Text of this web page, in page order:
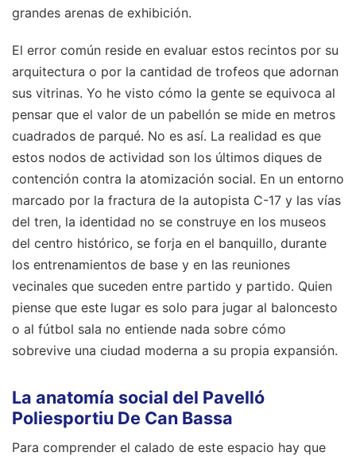
grandes arenas de exhibición.
El error común reside en evaluar estos recintos por su
arquitectura o por la cantidad de trofeos que adornan
sus vitrinas. Yo he visto cómo la gente se equivoca al
pensar que el valor de un pabellón se mide en metros
cuadrados de parqué. No es así. La realidad es que
estos nodos de actividad son los últimos diques de
contención contra la atomización social. En un entorno
marcado por la fractura de la autopista C-17 y las vías
del tren, la identidad no se construye en los museos
del centro histórico, se forja en el banquillo, durante
los entrenamientos de base y en las reuniones
vecinales que suceden entre partido y partido. Quien
piense que este lugar es solo para jugar al baloncesto
o al fútbol sala no entiende nada sobre cómo
sobrevive una ciudad moderna a su propia expansión.
La anatomía social del Pavelló
Poliesportiu De Can Bassa
Para comprender el calado de este espacio hay que